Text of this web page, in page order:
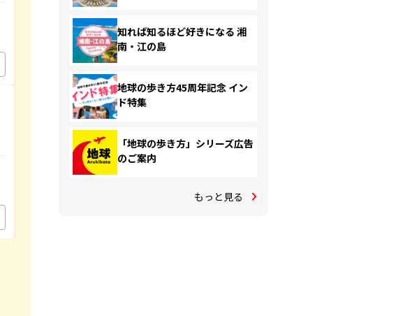
知れば知るほど好きになる 湘
南・江の島
地球の歩き方45周年記念 イン
ド特集
「地球の歩き方」シリーズ広告
のご案内
もっと見る